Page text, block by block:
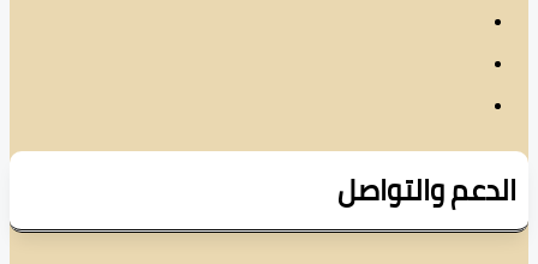
والتواصل